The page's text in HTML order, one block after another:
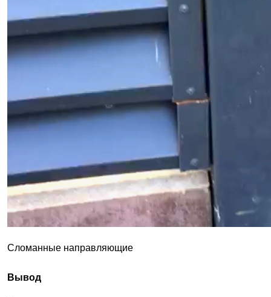
Сломанные направляющие
Вывод